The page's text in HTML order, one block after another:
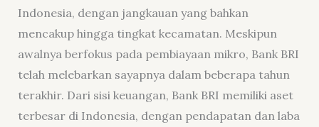
Indonesia, dengan jangkauan yang bahkan
mencakup hingga tingkat kecamatan. Meskipun
awalnya berfokus pada pembiayaan mikro, Bank BRI
telah melebarkan sayapnya dalam beberapa tahun
terakhir. Dari sisi keuangan, Bank BRI memiliki aset
terbesar di Indonesia, dengan pendapatan dan laba